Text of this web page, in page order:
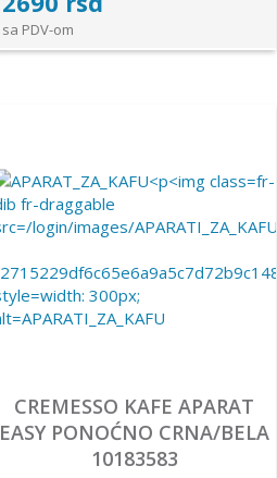
sa PDV-om
CREMESSO KAFE APARAT
EASY PONOĆNO CRNA/BELA
10183583